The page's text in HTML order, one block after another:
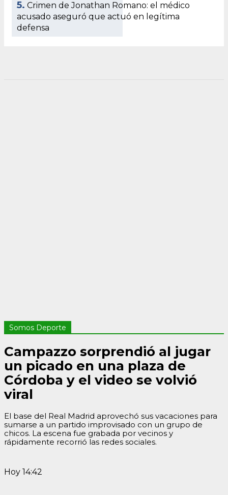
5. Crimen de Jonathan Romano: el médico
acusado aseguró que actuó en legítima
defensa